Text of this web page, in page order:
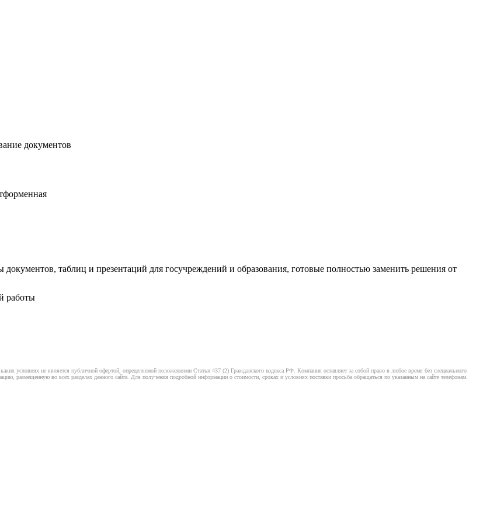
документов
таблиц и презентаций для госучреждений и образования, готовые полностью заменить решения от
работы
условиях не является публичной офертой, определяемой положениями Статьи 437 (2) Гражданского кодекса РФ. Компания оставляет за собой право в любое время без специального
размещенную во всех разделах данного сайта. Для получения подробной информации о стоимости, сроках и условиях поставки просьба обращаться по указанным на сайте телефонам.